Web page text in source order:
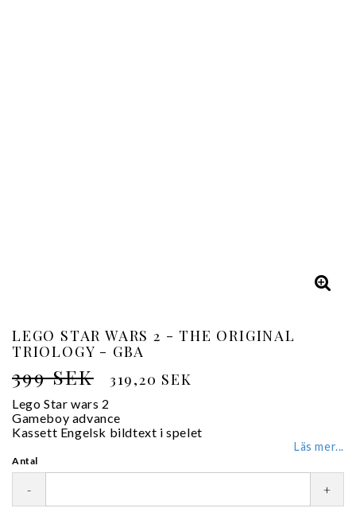
LEGO STAR WARS 2 - THE ORIGINAL
TRIOLOGY - GBA
399 SEK 319,20 SEK
Lego Star wars 2
Gameboy advance
Kassett Engelsk bildtext i spelet
Läs mer...
Antal
- +